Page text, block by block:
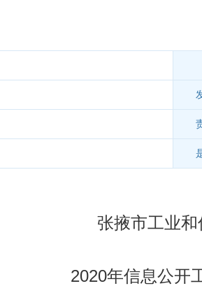
张掖市工业和
2020年信息公开